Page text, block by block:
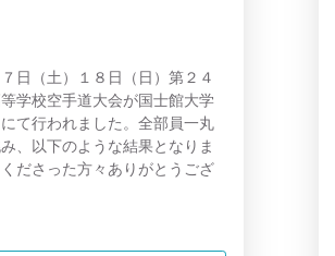
日（土）１８日（日）第２４
学校空手道大会が国士館大学
て行われました。全部員一丸
、以下のような結果となりま
ださった方々ありがとうござ